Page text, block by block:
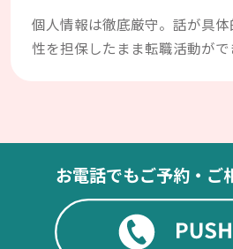
個人情報は徹底厳守。話が具
性を担保したまま転職活動がで
お電話でもご予約・ご